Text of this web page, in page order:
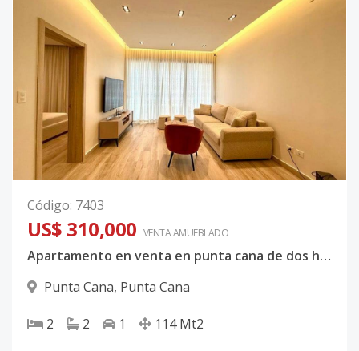
Código: 7403
US$ 310,000 VENTA AMUEBLADO
Apartamento en venta en punta cana de dos habitaciones
Punta Cana, Punta Cana
2 2 1 114 Mt2